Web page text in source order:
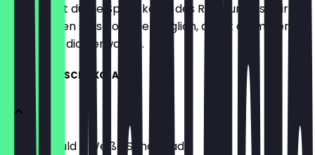
Hier findest du die Speisekarte des Restaurants. Wir
aktualisieren sie so oft wie möglich, damit du immer
weißt, was dich erwartet.
HEIßE TRINKSCHOKOLADEN
Die Unschuld - Weiße Schokolade